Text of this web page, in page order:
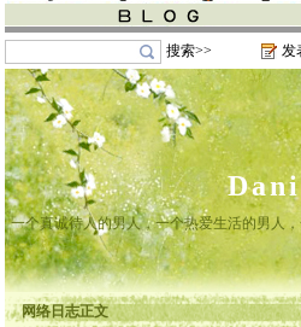
搜索>> 发
一个真诚待人的男人，一个热爱生活的男人
网络日志正文